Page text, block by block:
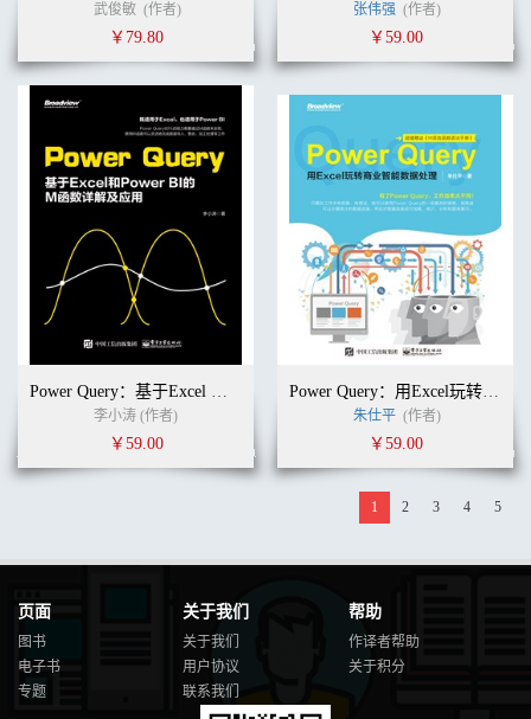
武俊敏 (作者)
￥79.80
张伟强 (作者)
￥59.00
Power Query：基于Excel 和 Power BI的M函数详解及应用
李小涛 (作者)
￥59.00
Power Query：用Excel玩转商业智能数据处理
朱仕平 (作者)
￥59.00
1 2 3 4 5
页面
图书
电子书
专题
关于我们
关于我们
用户协议
联系我们
帮助
作译者帮助
关于积分